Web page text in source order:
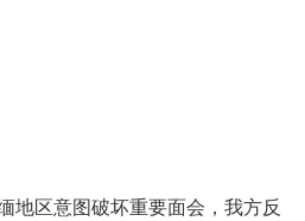
地区意图破坏重要面会，我方反